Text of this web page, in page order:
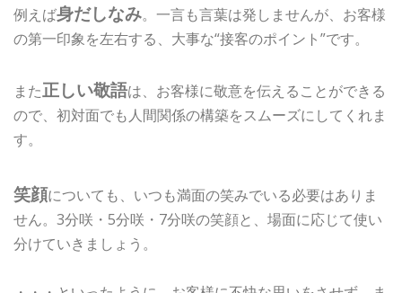
例えば身だしなみ。一言も言葉は発しませんが、お客様
の第一印象を左右する、大事な“接客のポイント”です。
また正しい敬語は、お客様に敬意を伝えることができる
ので、初対面でも人間関係の構築をスムーズにしてくれま
す。
笑顔についても、いつも満面の笑みでいる必要はありま
せん。3分咲・5分咲・7分咲の笑顔と、場面に応じて使い
分けていきましょう。